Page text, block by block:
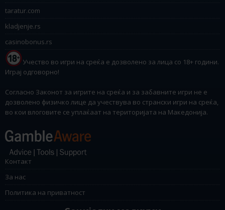
taratur.com
kladjenje.rs
casinobonus.rs
Учество во игри на среќа е дозволено за лица со 18+ години.
Играј одговорно!
Согласно Законот за игрите на среќа и за забавните игри не е
дозволено физичко лице да учествува во странски игри на среќа,
во кои влоговите се уплаќаат на територијата на Македонија.
Контакт
За нас
Политика на приватност